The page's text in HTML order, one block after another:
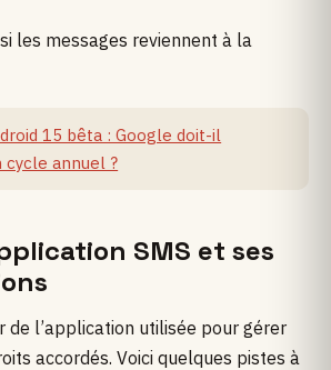
les messages reviennent à la
15 bêta : Google doit-il
cycle annuel ?
SMS et ses
de l’application utilisée pour gérer
accordés. Voici quelques pistes à